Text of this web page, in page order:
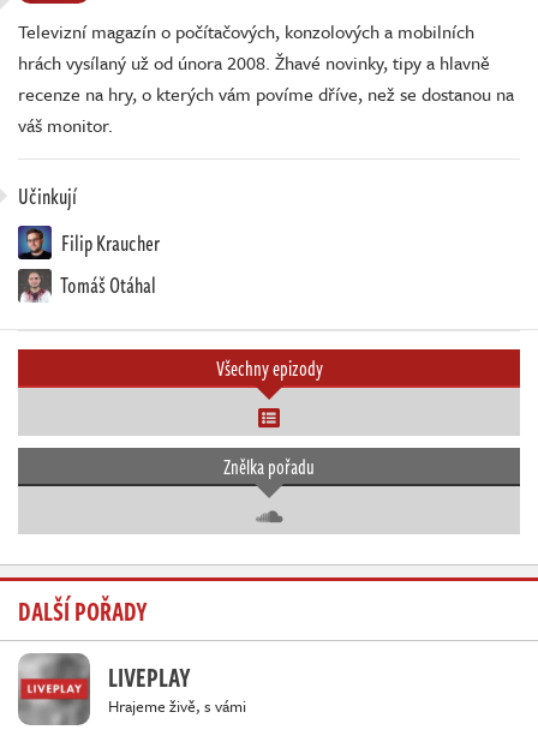
Televizní magazín o počítačových, konzolových a mobilních
hrách vysílaný už od února 2008. Žhavé novinky, tipy a hlavně
recenze na hry, o kterých vám povíme dříve, než se dostanou na
váš monitor.
Učinkují
Filip Kraucher
Tomáš Otáhal
Všechny epizody
Znělka pořadu
DALŠÍ POŘADY
LIVEPLAY
Hrajeme živě, s vámi